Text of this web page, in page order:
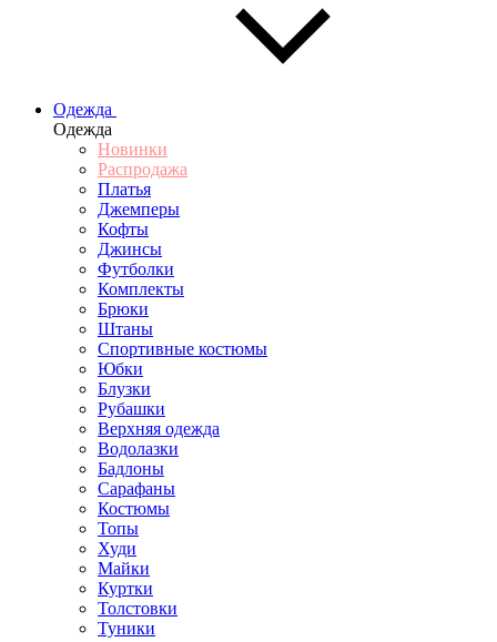
Одежда
Одежда
Новинки
Распродажа
Платья
Джемперы
Кофты
Джинсы
Футболки
Комплекты
Брюки
Штаны
Спортивные костюмы
Юбки
Блузки
Рубашки
Верхняя одежда
Водолазки
Бадлоны
Сарафаны
Костюмы
Топы
Худи
Майки
Куртки
Толстовки
Туники